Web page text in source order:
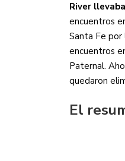
River
encuentros
Santa Fe
encuentros
Paternal.
quedaron
El